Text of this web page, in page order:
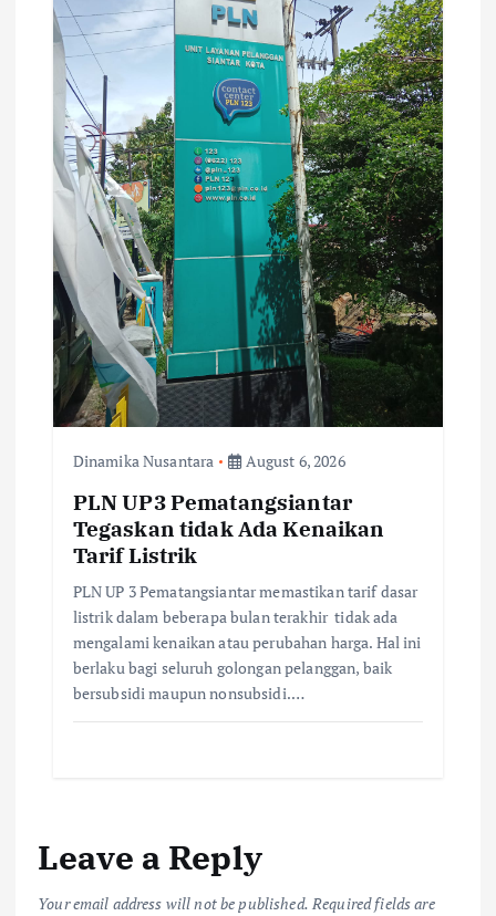
Dinamika Nusantara August 6, 2026
PLN UP3 Pematangsiantar
Tegaskan tidak Ada Kenaikan
Tarif Listrik
PLN UP 3 Pematangsiantar memastikan tarif dasar
listrik dalam beberapa bulan terakhir tidak ada
mengalami kenaikan atau perubahan harga. Hal ini
berlaku bagi seluruh golongan pelanggan, baik
bersubsidi maupun nonsubsidi.…
Leave a Reply
Your email address will not be published. Required fields are